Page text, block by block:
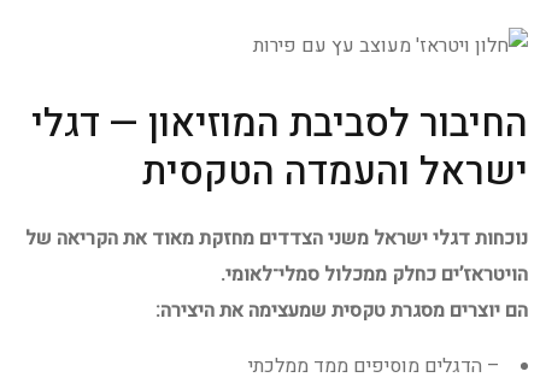
החיבור לסביבת המוזיאון — דגלי
ישראל והעמדה הטקסית
נוכחות דגלי ישראל משני הצדדים מחזקת מאוד את הקריאה של
הויטראז’ים כחלק ממכלול סמלי־לאומי.
הם יוצרים מסגרת טקסית שמעצימה את היצירה:
– הדגלים מוסיפים ממד ממלכתי